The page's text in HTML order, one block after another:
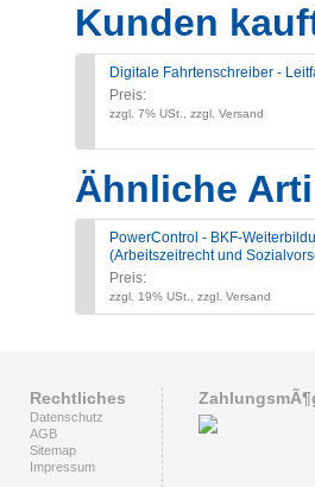
Kunden
Digitale Fahrtenschreiber -
Preis:
zzgl. 7% USt., zzgl. Versand
Ähnliche
PowerControl - BKF-
(Arbeitszeitrecht und
Preis:
zzgl. 19% USt., zzgl. Versand
Rechtliches
Datenschutz
AGB
Sitemap
Impressum